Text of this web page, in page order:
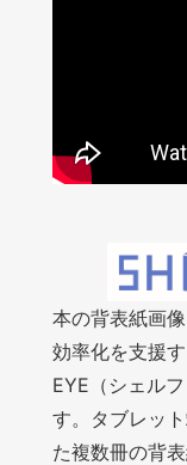
本の背表紙画
効率化を支援
EYE（シェル
す。タブレッ
た複数冊の背